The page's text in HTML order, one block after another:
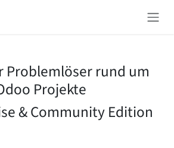
Problemlöser rund um
Projekte
& Community Edition